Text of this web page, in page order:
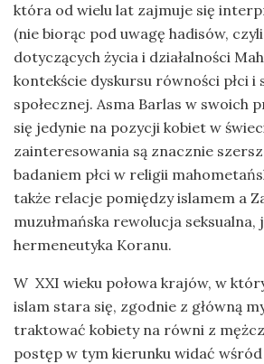
która od wielu lat zajmuje się
(nie biorąc pod uwagę hadisów,
dotyczących życia i działalności
kontekście dyskursu równości płci i
społecznej. Asma Barlas w swoich
się jedynie na pozycji kobiet w
zainteresowania są znacznie
badaniem płci w religii
także relacje pomiędzy islamem a
muzułmańska rewolucja seksualna,
hermeneutyka Koranu.
W XXI wieku połowa krajów, w
islam stara się, zgodnie z główną
traktować kobiety na równi z
postęp w tym kierunku widać